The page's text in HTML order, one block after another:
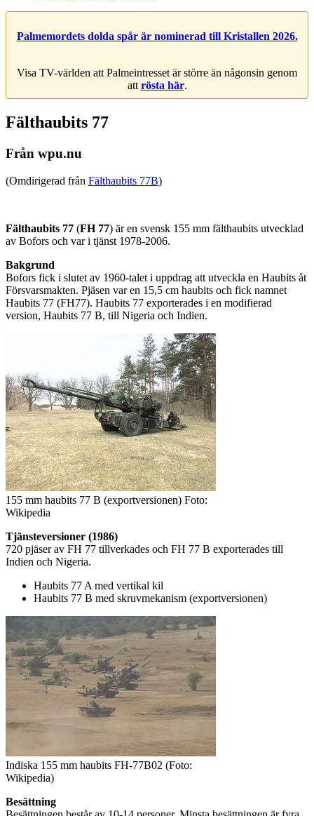
Palmemordets dolda spår är nominerad till Kristallen 2026.
Visa TV-världen att Palmeintresset är större än någonsin genom
att rösta här.
Fälthaubits 77
Från wpu.nu
(Omdirigerad från Fälthaubits 77B)
Fälthaubits 77 (FH 77) är en svensk 155 mm fälthaubits utvecklad
av Bofors och var i tjänst 1978-2006.
Bakgrund
Bofors fick i slutet av 1960-talet i uppdrag att utveckla en Haubits åt
Försvarsmakten. Pjäsen var en 15,5 cm haubits och fick namnet
Haubits 77 (FH77). Haubits 77 exporterades i en modifierad
version, Haubits 77 B, till Nigeria och Indien.
155 mm haubits 77 B (exportversionen) Foto:
Wikipedia
Tjänsteversioner (1986)
720 pjäser av FH 77 tillverkades och FH 77 B exporterades till
Indien och Nigeria.
Haubits 77 A med vertikal kil
Haubits 77 B med skruvmekanism (exportversionen)
Indiska 155 mm haubits FH-77B02 (Foto:
Wikipedia)
Besättning